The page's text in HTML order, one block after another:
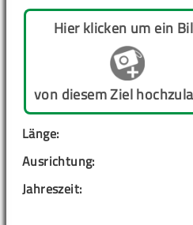
Hier klicken um ein
von diesem Ziel
Länge:
Ausrichtung:
Jahreszeit: